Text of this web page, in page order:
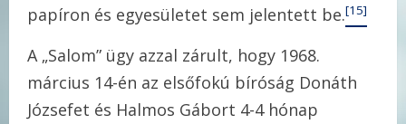
papíron és egyesületet sem jelentett be.[15]
A „Salom” ügy azzal zárult, hogy 1968.
március 14-én az elsőfokú bíróság Donáth
Józsefet és Halmos Gábort 4-4 hónap